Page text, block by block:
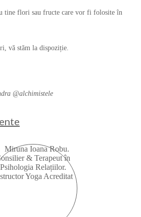
tine flori sau fructe care vor fi folosite în
vă stăm la dispoziție.
@alchimistele